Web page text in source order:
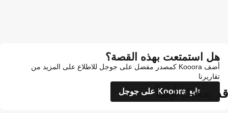
هل استمتعت بهذه القصة؟
أضف Kooora كمصدر مفضل على جوجل للاطلاع على المزيد من
تقاريرنا
تابع Kooora على جوجل
قد يعجبك أيضاً